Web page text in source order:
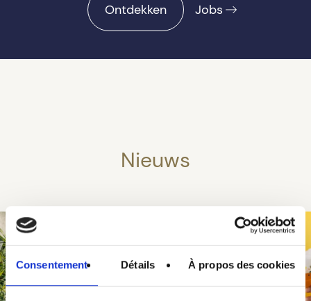
Consentement Détails À propos des cookies
Ontdekken Jobs
Nieuws